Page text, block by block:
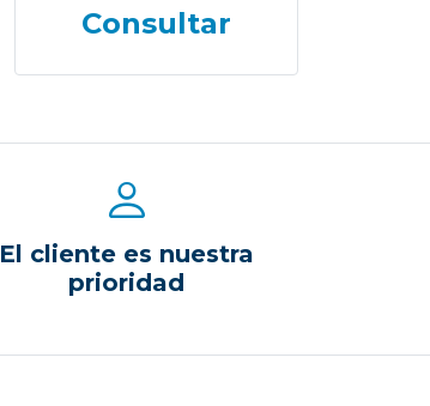
Consultar
El cliente es nuestra
prioridad